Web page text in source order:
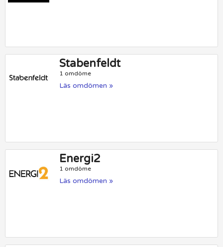
Stabenfeldt
1 omdöme
Läs omdömen »
Energi2
1 omdöme
Läs omdömen »